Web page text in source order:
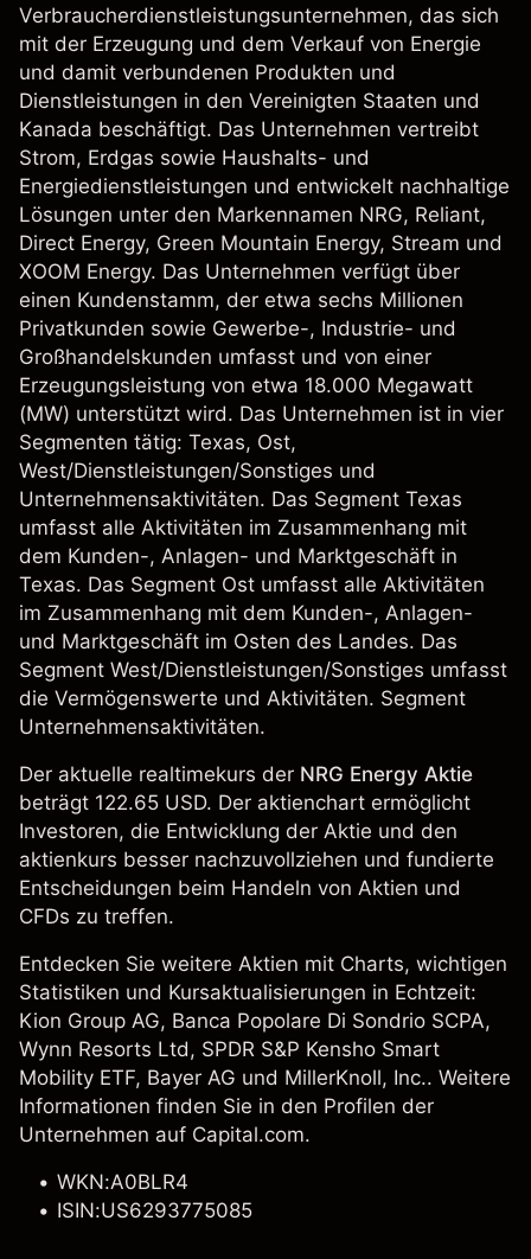
Verbraucherdienstleistungsunternehmen, das sich
mit der Erzeugung und dem Verkauf von Energie
und damit verbundenen Produkten und
Dienstleistungen in den Vereinigten Staaten und
Kanada beschäftigt. Das Unternehmen vertreibt
Strom, Erdgas sowie Haushalts- und
Energiedienstleistungen und entwickelt nachhaltige
Lösungen unter den Markennamen NRG, Reliant,
Direct Energy, Green Mountain Energy, Stream und
XOOM Energy. Das Unternehmen verfügt über
einen Kundenstamm, der etwa sechs Millionen
Privatkunden sowie Gewerbe-, Industrie- und
Großhandelskunden umfasst und von einer
Erzeugungsleistung von etwa 18.000 Megawatt
(MW) unterstützt wird. Das Unternehmen ist in vier
Segmenten tätig: Texas, Ost,
West/Dienstleistungen/Sonstiges und
Unternehmensaktivitäten. Das Segment Texas
umfasst alle Aktivitäten im Zusammenhang mit
dem Kunden-, Anlagen- und Marktgeschäft in
Texas. Das Segment Ost umfasst alle Aktivitäten
im Zusammenhang mit dem Kunden-, Anlagen-
und Marktgeschäft im Osten des Landes. Das
Segment West/Dienstleistungen/Sonstiges umfasst
die Vermögenswerte und Aktivitäten. Segment
Unternehmensaktivitäten.
Der aktuelle realtimekurs der NRG Energy Aktie
beträgt 122.65 USD. Der aktienchart ermöglicht
Investoren, die Entwicklung der Aktie und den
aktienkurs besser nachzuvollziehen und fundierte
Entscheidungen beim Handeln von Aktien und
CFDs zu treffen.
Entdecken Sie weitere Aktien mit Charts, wichtigen
Statistiken und Kursaktualisierungen in Echtzeit:
Kion Group AG, Banca Popolare Di Sondrio SCPA,
Wynn Resorts Ltd, SPDR S&P Kensho Smart
Mobility ETF, Bayer AG und MillerKnoll, Inc.. Weitere
Informationen finden Sie in den Profilen der
Unternehmen auf Capital.com.
WKN:A0BLR4
ISIN:US6293775085